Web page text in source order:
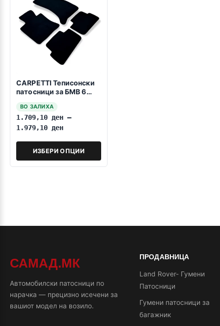
CARPETTI Теписонски
патосници за БМВ 6
08.2011
ВО ЗАЛИХА
1.709,10 ден –
1.979,10 ден
ИЗБЕРИ ОПЦИИ
САМАД.МК
Автомобилски патосници по
нарачка — прецизно исечени за
вашиот модел на возило.
ПРОДАВНИЦА
Land Rover- Гумени
Патосници
Гумени патосници за
багажник